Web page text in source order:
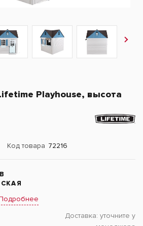
Playhouse, высота
Код товара 72216
Доставка: уточните у